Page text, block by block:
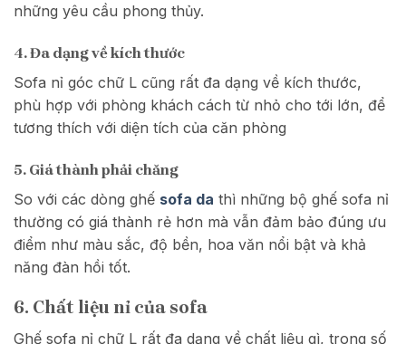
những yêu cầu phong thủy.
4. Đa dạng về kích thước
Sofa nỉ góc chữ L cũng rất đa dạng về kích thước,
phù hợp với phòng khách cách từ nhỏ cho tới lớn, để
tương thích với diện tích của căn phòng
5. Giá thành phải chăng
So với các dòng ghế sofa da thì những bộ ghế sofa nỉ
thường có giá thành rẻ hơn mà vẫn đảm bảo đúng ưu
điểm như màu sắc, độ bền, hoa văn nổi bật và khả
năng đàn hồi tốt.
6. Chất liệu nỉ của sofa
Ghế sofa nỉ chữ L rất đa dạng về chất liệu gì, trong số